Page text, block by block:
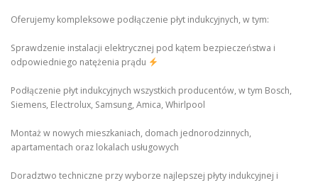
Oferujemy kompleksowe podłączenie płyt indukcyjnych, w tym:
Sprawdzenie instalacji elektrycznej pod kątem bezpieczeństwa i
odpowiedniego natężenia prądu
Podłączenie płyt indukcyjnych wszystkich producentów, w tym Bosch,
Siemens, Electrolux, Samsung, Amica, Whirlpool
Montaż w nowych mieszkaniach, domach jednorodzinnych,
apartamentach oraz lokalach usługowych
Doradztwo techniczne przy wyborze najlepszej płyty indukcyjnej i